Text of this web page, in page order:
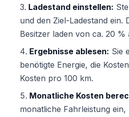
Ladestand einstellen:
und den Ziel-Ladestand ein.
Besitzer laden von ca. 20 %
Ergebnisse ablesen: Sie
benötigte Energie, die
Kosten pro 100 km.
Monatliche Kosten
monatliche Fahrleistung